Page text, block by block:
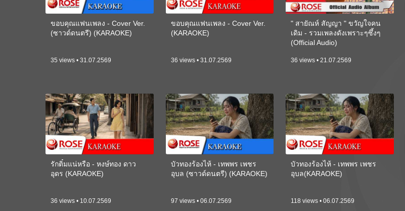
ขอบคุณแฟนเพลง - Cover Ver.
(ซาวด์ดนตรี) (KARAOKE)
35 views • 31.07.2569
ขอบคุณแฟนเพลง - Cover Ver.
(KARAOKE)
36 views • 31.07.2569
" สายัณห์ สัญญา " ขวัญใจคน
เดิม - รวมเพลงดังเพราะๆซึ้งๆ
(Official Audio)
36 views • 21.07.2569
รักติ๋มแน่หรือ - หงษ์ทอง ดาว
อุดร (KARAOKE)
36 views • 10.07.2569
บัวทองร้องไห้ - เทพพร เพชร
อุบล (ซาวด์ดนตรี) (KARAOKE)
97 views • 06.07.2569
บัวทองร้องไห้ - เทพพร เพชร
อุบล(KARAOKE)
118 views • 06.07.2569